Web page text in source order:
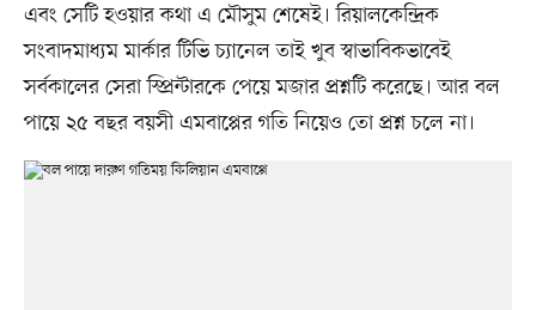
এবং সেটি হওয়ার কথা এ মৌসুম শেষেই। রিয়ালকেন্দ্রিক
সংবাদমাধ্যম মার্কার টিভি চ্যানেল তাই খুব স্বাভাবিকভাবেই
সর্বকালের সেরা স্প্রিন্টারকে পেয়ে মজার প্রশ্নটি করেছে। আর বল
পায়ে ২৫ বছর বয়সী এমবাপ্পের গতি নিয়েও তো প্রশ্ন চলে না।